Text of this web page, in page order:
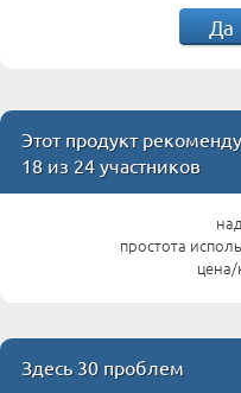
Да
Этот продукт
18 из 24 участников
простота
цена/
Здесь 30 проблем